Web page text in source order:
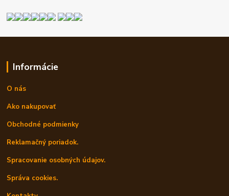
Informácie
O nás
Ako nakupovať
Obchodné podmienky
Reklamačný poriadok.
Spracovanie osobných údajov.
Správa cookies.